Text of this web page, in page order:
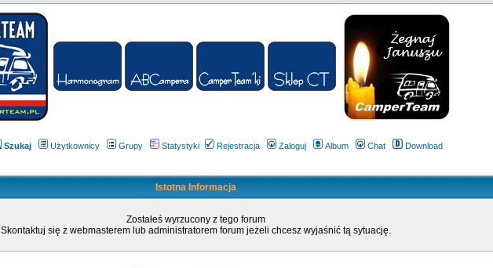
Szukaj Użytkownicy Grupy Statystyki Rejestracja Zaloguj Album Chat Download
Istotna Informacja
Zostałeś wyrzucony z tego forum
Skontaktuj się z webmasterem lub administratorem forum jeżeli chcesz wyjaśnić tą sytuację.